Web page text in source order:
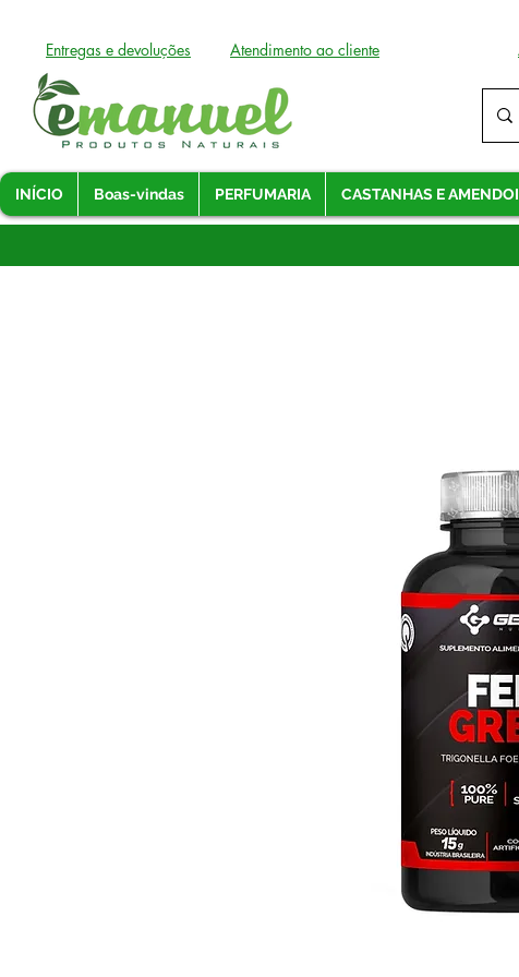
Atendimento ao cliente
Entregas e devoluções
INÍCIO Boas-vindas PERFUMARIA CASTANHAS E